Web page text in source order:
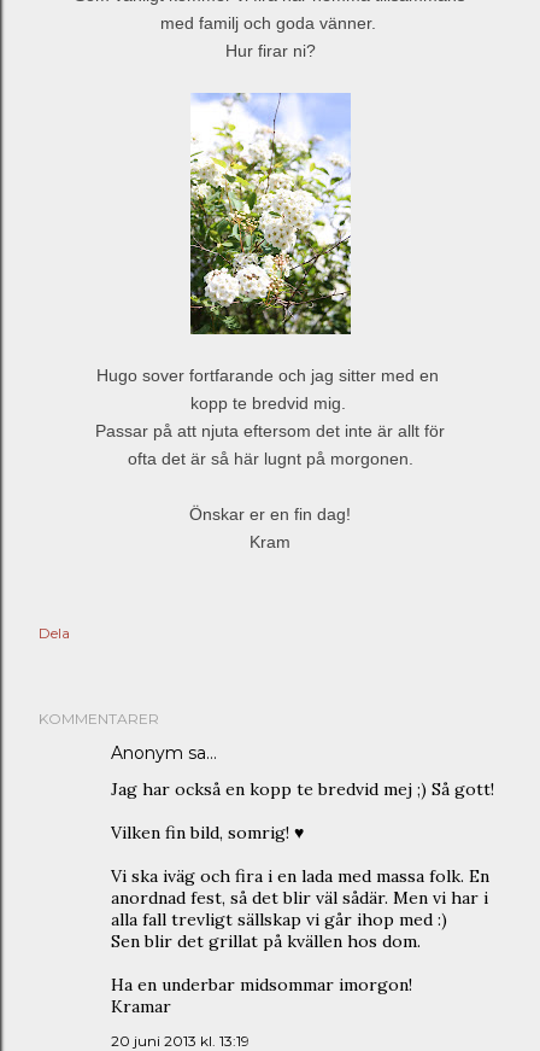
med familj och goda vänner.
Hur firar ni?
Hugo sover fortfarande och jag sitter med en
kopp te bredvid mig.
Passar på att njuta eftersom det inte är allt för
ofta det är så här lugnt på morgonen.
Önskar er en fin dag!
Kram
Dela
KOMMENTARER
Anonym sa…
Jag har också en kopp te bredvid mej ;) Så gott!
Vilken fin bild, somrig! ♥
Vi ska iväg och fira i en lada med massa folk. En
anordnad fest, så det blir väl sådär. Men vi har i
alla fall trevligt sällskap vi går ihop med :)
Sen blir det grillat på kvällen hos dom.
Ha en underbar midsommar imorgon!
Kramar
20 juni 2013 kl. 13:19